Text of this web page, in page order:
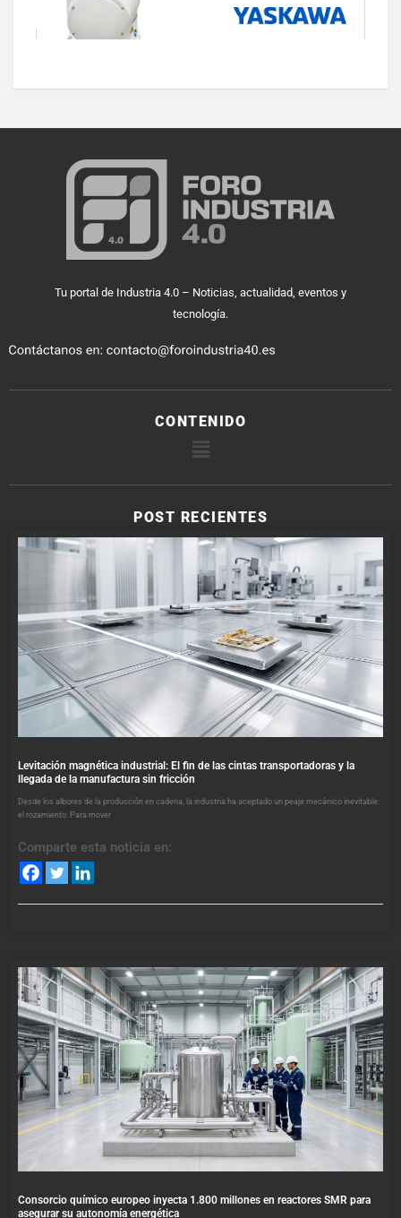
Tu portal de Industria 4.0 – Noticias, actualidad, eventos y
tecnología.
CONTENIDO
POST RECIENTES
Levitación magnética industrial: El fin de las cintas transportadoras y la
llegada de la manufactura sin fricción
Desde los albores de la producción en cadena, la industria ha aceptado un peaje mecánico inevitable:
el rozamiento. Para mover
Comparte esta noticia en:
Consorcio químico europeo inyecta 1.800 millones en reactores SMR para
asegurar su autonomía energética